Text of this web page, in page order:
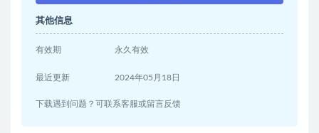
其他信息
有效期 永久有效
最近更新 2024年05月18日
下载遇到问题？可联系客服或留言反馈